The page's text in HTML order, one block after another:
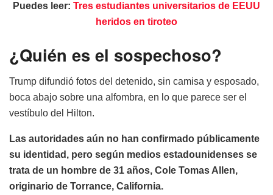
Puedes leer: Tres estudiantes universitarios de EEUU
heridos en tiroteo
¿Quién es el sospechoso?
Trump difundió fotos del detenido, sin camisa y esposado,
boca abajo sobre una alfombra, en lo que parece ser el
vestíbulo del Hilton.
Las autoridades aún no han confirmado públicamente
su identidad, pero según medios estadounidenses se
trata de un hombre de 31 años, Cole Tomas Allen,
originario de Torrance, California.